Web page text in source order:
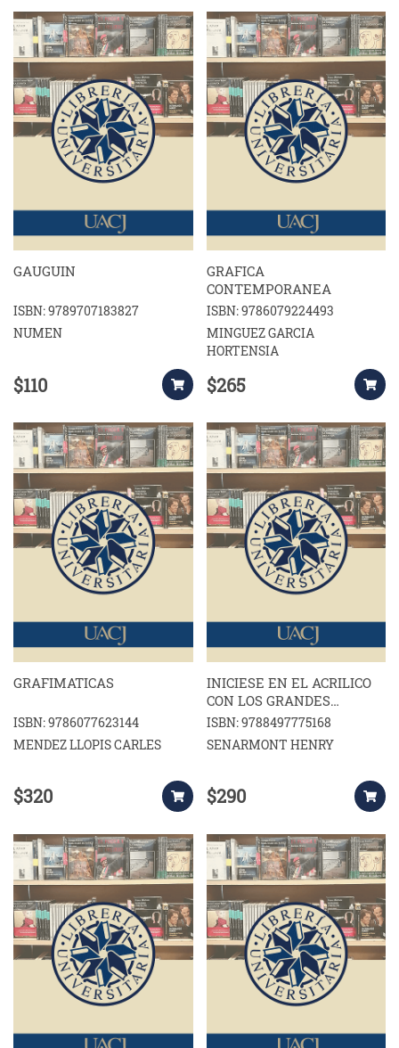
GAUGUIN
ISBN: 9789707183827
NUMEN
$110
GRAFICA
CONTEMPORANEA
ISBN: 9786079224493
MINGUEZ GARCIA
HORTENSIA
$265
GRAFIMATICAS
ISBN: 9786077623144
MENDEZ LLOPIS CARLES
$320
INICIESE EN EL ACRILICO
CON LOS GRANDES
MAESTROS
ISBN: 9788497775168
SENARMONT HENRY
$290